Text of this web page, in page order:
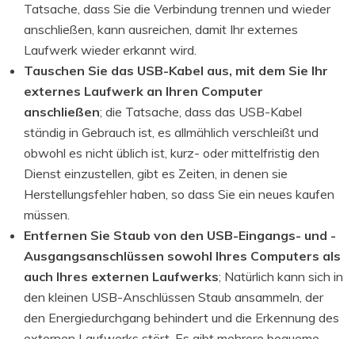
Tatsache, dass Sie die Verbindung trennen und wieder
anschließen, kann ausreichen, damit Ihr externes
Laufwerk wieder erkannt wird.
Tauschen Sie das USB-Kabel aus, mit dem Sie Ihr
externes Laufwerk an Ihren Computer
anschließen; die Tatsache, dass das USB-Kabel
ständig in Gebrauch ist, es allmählich verschleißt und
obwohl es nicht üblich ist, kurz- oder mittelfristig den
Dienst einzustellen, gibt es Zeiten, in denen sie
Herstellungsfehler haben, so dass Sie ein neues kaufen
müssen.
Entfernen Sie Staub von den USB-Eingangs- und -
Ausgangsanschlüssen sowohl Ihres Computers als
auch Ihres externen Laufwerks; Natürlich kann sich in
den kleinen USB-Anschlüssen Staub ansammeln, der
den Energiedurchgang behindert und die Erkennung des